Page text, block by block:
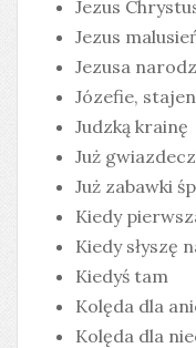
Jezus
Jezus
Jezusa
Józefie,
Judzką krainę
Już
Już zabawki
Kiedy
Kiedy słyszę
Kiedyś tam
Kolęda dla
Kolęda dla